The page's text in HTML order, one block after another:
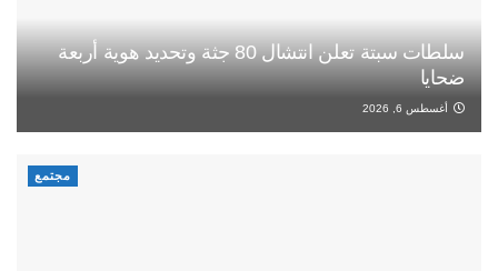
سلطات سبتة تعلن انتشال 80 جثة وتحديد هوية أربعة
ضحايا
أغسطس 6, 2026
مجتمع